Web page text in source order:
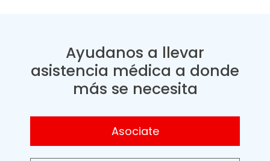
Ayudanos a llevar
asistencia médica a donde
más se necesita
Asociate